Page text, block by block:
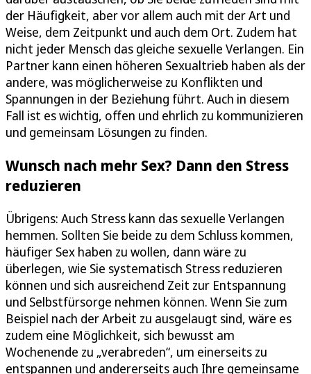
der Häufigkeit, aber vor allem auch mit der Art und
Weise, dem Zeitpunkt und auch dem Ort. Zudem hat
nicht jeder Mensch das gleiche sexuelle Verlangen. Ein
Partner kann einen höheren Sexualtrieb haben als der
andere, was möglicherweise zu Konflikten und
Spannungen in der Beziehung führt. Auch in diesem
Fall ist es wichtig, offen und ehrlich zu kommunizieren
und gemeinsam Lösungen zu finden.
Wunsch nach mehr Sex? Dann den Stress
reduzieren
Übrigens: Auch Stress kann das sexuelle Verlangen
hemmen. Sollten Sie beide zu dem Schluss kommen,
häufiger Sex haben zu wollen, dann wäre zu
überlegen, wie Sie systematisch Stress reduzieren
können und sich ausreichend Zeit zur Entspannung
und Selbstfürsorge nehmen können. Wenn Sie zum
Beispiel nach der Arbeit zu ausgelaugt sind, wäre es
zudem eine Möglichkeit, sich bewusst am
Wochenende zu „verabreden“, um einerseits zu
entspannen und andererseits auch Ihre gemeinsame